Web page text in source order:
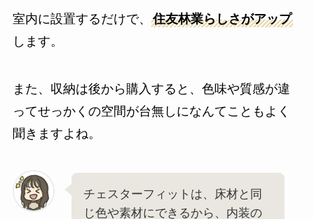
室内に設置するだけで、 住友林業らしさがアップ
します。
また、収納は後から購入すると、色味や質感が違
ってせっかくの空間が台無しになんてこともよく
聞きますよね。
チェスターフィットは、床材と同
じ色や素材にできるから、内装の